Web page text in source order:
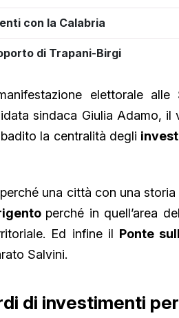
con la Calabria
di Trapani-Birgi
elettorale alle
sindaca Giulia Adamo, il
la centralità degli
perché una città con una
perché in quell’area
Ed infine il Ponte
Salvini.
di investimenti